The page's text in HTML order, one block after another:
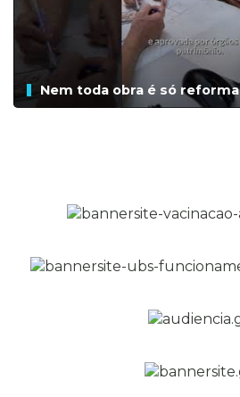
Nem toda obra é só reforma